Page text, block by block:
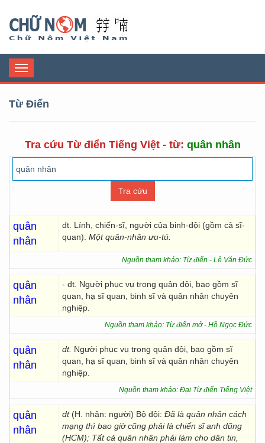
Toggle
navigation
Từ Điển
Tra cứu Từ điển Tiếng Việt - từ: quân nhân
quân
nhân
dt. Lính, chiến-sĩ, người của binh-đội (gồm cả sĩ-
quan): Một quân-nhân ưu-tú.
Nguồn tham khảo: Từ điển - Lê Văn Đức
quân
nhân
- dt. Người phục vụ trong quân đội, bao gồm sĩ
quan, hạ sĩ quan, binh sĩ và quân nhân chuyên
nghiệp.
Nguồn tham khảo: Từ điển mở - Hồ Ngọc Đức
quân
nhân
dt. Người phục vụ trong quân đội, bao gồm sĩ
quan, hạ sĩ quan, binh sĩ và quân nhân chuyên
nghiệp.
Nguồn tham khảo: Đại Từ điển Tiếng Việt
quân
nhân
dt (H. nhân: người) Bộ đội: Đã là quân nhân cách
mạng thì bao giờ cũng phải là chiến sĩ anh dũng
(HCM); Tất cả quân nhân phải làm cho dân tin,